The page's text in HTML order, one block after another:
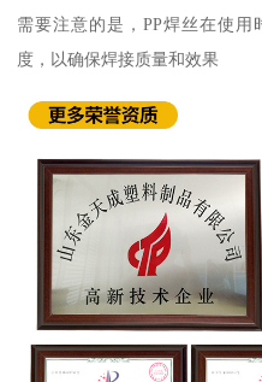
需要注意的是，PP焊丝在使
度，以确保焊接质量和效果